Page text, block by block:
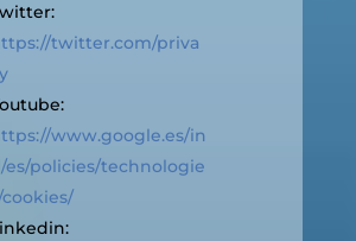
twitter.com/priva
www.google.es/in
es/policies/technologie
cookies/